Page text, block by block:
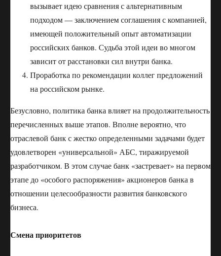
вызывает идею сравнения с альтернативным
подходом — заключением соглашения с компанией,
имеющей положительный опыт автоматизации
российских банков. Судьба этой идеи во многом
зависит от расстановки сил внутри банка.
Проработка по рекомендации коллег предложений
на российском рынке.
Безусловно, политика банка влияет на продолжительность
перечисленных выше этапов. Вполне вероятно, что
отраслевой банк с жестко определенными задачами будет
удовлетворен «универсальной» АБС, тиражируемой
разработчиком. В этом случае банк «застревает» на первом
этапе до «особого распоряжения» акционеров банка в
отношении целесообразности развития банковского
бизнеса.
Смена приоритетов